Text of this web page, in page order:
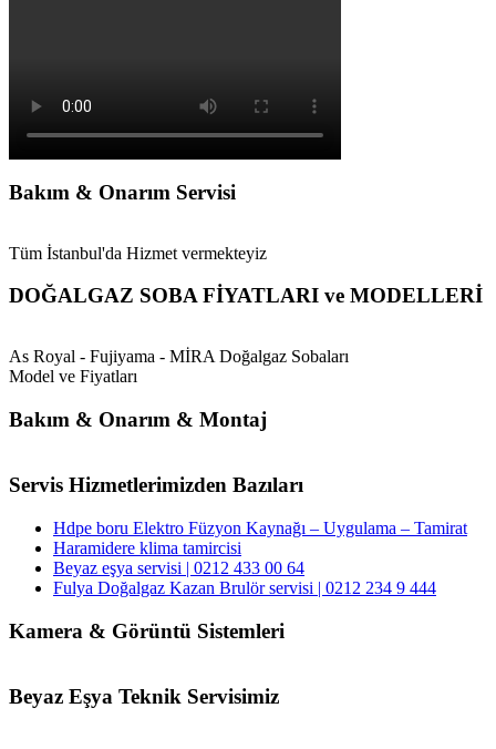
Bakım & Onarım Servisi
Tüm İstanbul'da Hizmet vermekteyiz
DOĞALGAZ SOBA FİYATLARI ve MODELLERİ
As Royal - Fujiyama - MİRA Doğalgaz Sobaları
Model ve Fiyatları
Bakım & Onarım & Montaj
Servis Hizmetlerimizden Bazıları
Hdpe boru Elektro Füzyon Kaynağı – Uygulama – Tamirat
Haramidere klima tamircisi
Beyaz eşya servisi | 0212 433 00 64
Fulya Doğalgaz Kazan Brulör servisi | 0212 234 9 444
Kamera & Görüntü Sistemleri
Beyaz Eşya Teknik Servisimiz